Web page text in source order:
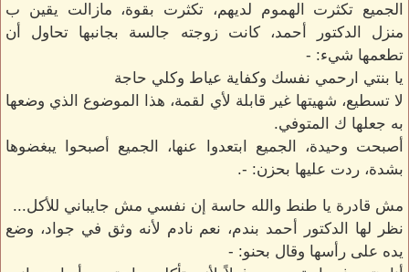
الجميع تكثرت الهموم لديهم، تكثرت بقوة، مازالت يقين ب
منزل الدكتور أحمد، كانت زوجته جالسة بجانبها تحاول أن
تطعمها شيء: -
يا بنتي ارحمي نفسك وكفاية عياط وكلي حاجة
لا تسطيع، شهيتها غير قابلة لأي لقمة، هذا الموضوع الذي وضعها
به جعلها ك المتوفي.
أصبحت وحيدة، الجميع ابتعدوا عنها، الجميع أصبحوا يبغضوها
بشدة، ردت عليها بحزن: -.
مش قادرة يا طنط والله حاسة إن نفسي مش جايباني للأكل...
نظر لها الدكتور أحمد بندم، نعم نادم لأنه وثق في جواد، وضع
يده على رأسها وقال بحنو: -